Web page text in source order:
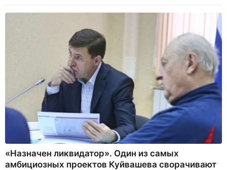
«Назначен ликвидатор». Один из самых
амбициозных проектов Куйвашева сворачивают